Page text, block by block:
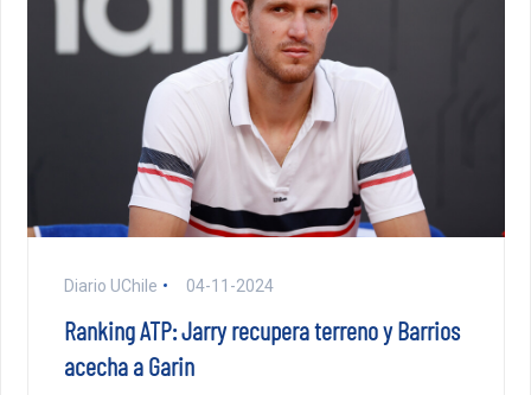
Diario UChile 04-11-2024
Ranking ATP: Jarry recupera terreno y Barrios
acecha a Garin